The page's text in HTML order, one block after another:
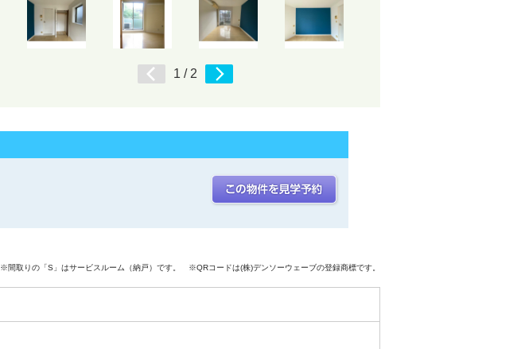
前へ
1 / 2
次へ
※間取りの「S」はサービスルーム（納戸）です。 ※QRコードは(株)デンソーウェーブの登録商標です。